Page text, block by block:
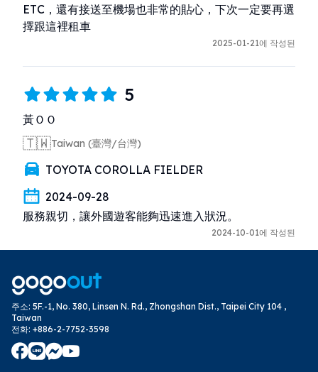
ETC，還有接送至機場也非常的貼心，下次一定要再選
擇跟這裡租車
2025-01-21에 작성된
5
黃ＯＯ
🇹🇼Taiwan (臺灣/台灣)
TOYOTA COROLLA FIELDER
2024-09-28
服務親切，讓外國遊客能夠迅速進入狀況。
2024-10-01에 작성된
주소: 5F.-1, No. 380, Linsen N. Rd., Zhongshan Dist., Taipei City 104 ,
Taiwan
전화: +886-2-7752-3598